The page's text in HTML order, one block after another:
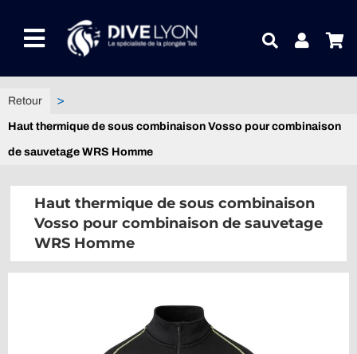
contenuToggle
Navigation
NOTRE UNIVERS PRODUITS
IDEES CADEAUX
Guides
Haut thermique de sous combinaison Vosso pour combinaison
de sauvetage WRS Homme
Haut thermique de sous combinaison
Vosso pour combinaison de sauvetage
WRS Homme